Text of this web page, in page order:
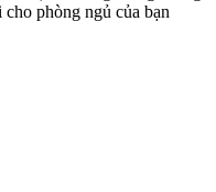
phòng ngủ của bạn